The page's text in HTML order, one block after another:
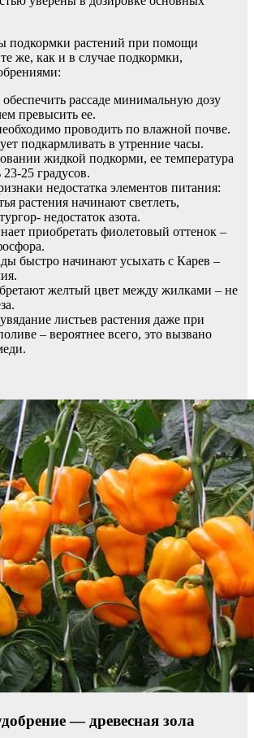
подкормки растений при помощи
же, как и в случае подкормки,
рассаде минимальную дозу
превысить ее.
проводить по влажной почве.
подкармливать в утренние часы.
жидкой подкорми, ее температура
25 градусов.
недостатка элементов питания:
растения начинают светлеть,
недостаток азота.
приобретать фиолетовый оттенок –
быстро начинают усыхать с Карев –
желтый цвет между жилками – не
листьев растения даже при
– вероятнее всего, это вызвано
— древесная зола